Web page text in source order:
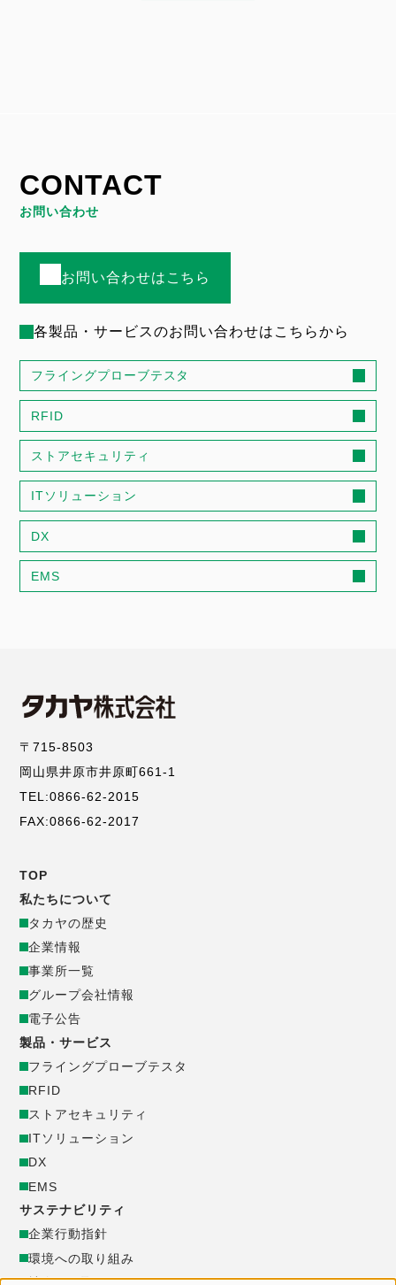
CONTACT
お問い合わせ
お問い合わせはこちら
各製品・サービスのお問い合わせはこちらから
フライングプローブテスタ
RFID
ストアセキュリティ
ITソリューション
DX
EMS
〒715-8503
岡山県井原市井原町661-1
TEL:0866-62-2015
FAX:0866-62-2017
コ
ー
ポ
レ
ー
ト
サ
イ
ト
TOP
私たちについて
タカヤの歴史
企業情報
事業所一覧
グループ会社情報
電子公告
製品・サービス
フライングプローブテスタ
RFID
ストアセキュリティ
ITソリューション
DX
EMS
サステナビリティ
企業行動指針
環境への取り組み
社会への取り組み